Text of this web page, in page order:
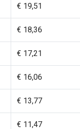
€ 19,51
€ 18,36
€ 17,21
€ 16,06
€ 13,77
€ 11,47